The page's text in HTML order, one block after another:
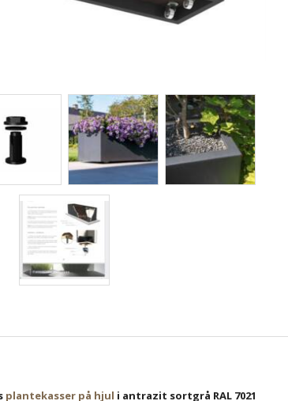
plantekasser på hjul i antrazit sortgrå RAL 7021